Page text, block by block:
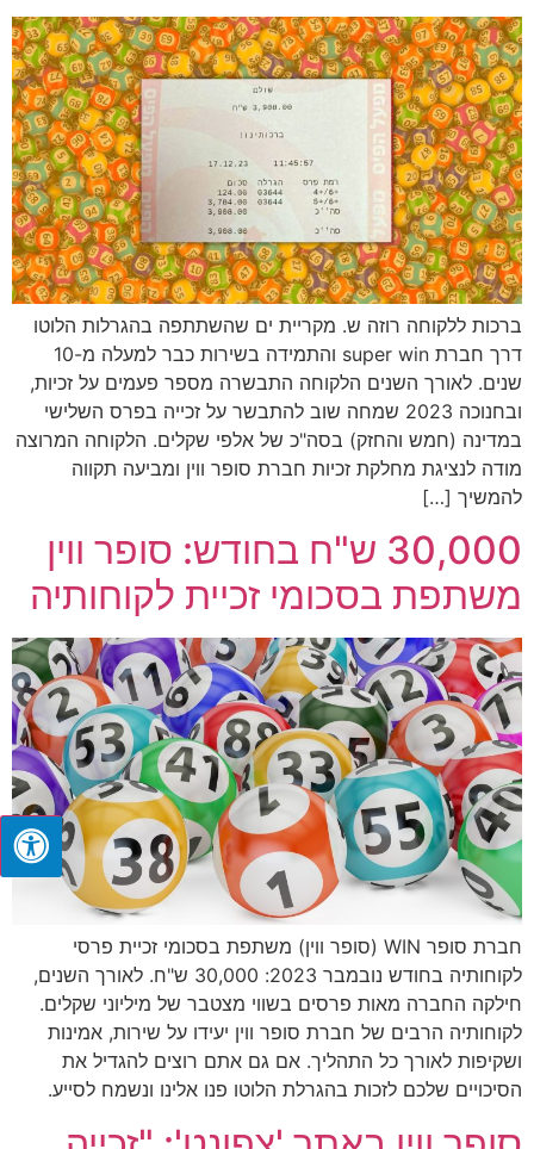
ברכות ללקוחה רוזה ש. מקריית ים שהשתתפה בהגרלות הלוטו
דרך חברת super win והתמידה בשירות כבר למעלה מ-10
שנים. לאורך השנים הלקוחה התבשרה מספר פעמים על זכיות,
ובחנוכה 2023 שמחה שוב להתבשר על זכייה בפרס השלישי
במדינה (חמש והחזק) בסה"כ של אלפי שקלים. הלקוחה המרוצה
מודה לנציגת מחלקת זכיות חברת סופר ווין ומביעה תקווה
להמשיך […]
30,000 ש"ח בחודש: סופר ווין
משתפת בסכומי זכיית לקוחותיה
חברת סופר WIN (סופר ווין) משתפת בסכומי זכיית פרסי
לקוחותיה בחודש נובמבר 2023: 30,000 ש"ח. לאורך השנים,
חילקה החברה מאות פרסים בשווי מצטבר של מיליוני שקלים.
לקוחותיה הרבים של חברת סופר ווין יעידו על שירות, אמינות
ושקיפות לאורך כל התהליך. אם גם אתם רוצים להגדיל את
הסיכויים שלכם לזכות בהגרלת הלוטו פנו אלינו ונשמח לסייע.